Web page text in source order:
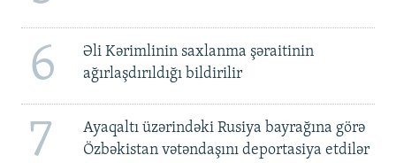
6
Əli Kərimlinin saxlanma şəraitinin
ağırlaşdırıldığı bildirilir
7
Ayaqaltı üzərindəki Rusiya bayrağına görə
Özbəkistan vətəndaşını deportasiya etdilər